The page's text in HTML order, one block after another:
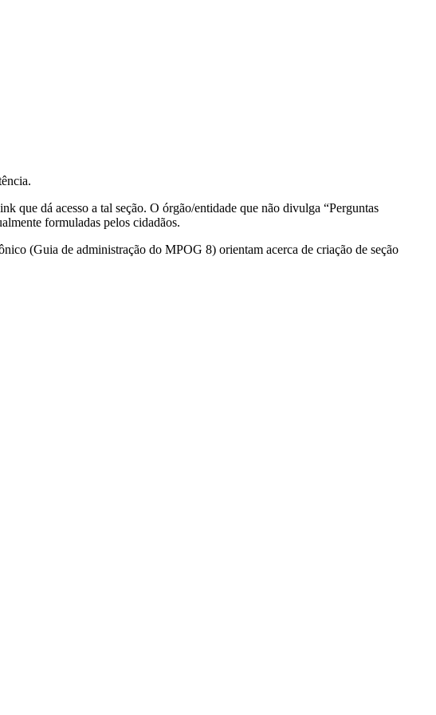
que dá acesso a tal seção. O órgão/entidade que não divulga “Perguntas
formuladas pelos cidadãos.
(Guia de administração do MPOG 8) orientam acerca de criação de seção